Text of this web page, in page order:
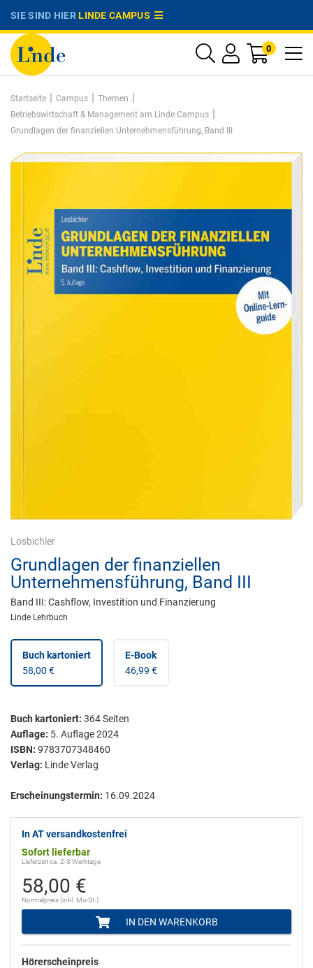
SIE SIND HIERLINDE CAMPUS
0
Startseite | Campus | Themen |
Betriebswirtschaft & Management am Linde Campus |
Grundlagen der finanziellen Unternehmensführung, Band III
Losbichler
Grundlagen der finanziellen
Unternehmensführung, Band III
Band III: Cashflow, Investition und Finanzierung
Linde Lehrbuch
Buch kartoniert
58,00 €
E-Book
46,99 €
Buch kartoniert: 364Seiten
Auflage: 5. Auflage 2024
ISBN: 9783707348460
Verlag: Linde Verlag
Erscheinungstermin: 16.09.2024
In AT versandkostenfrei
Sofort lieferbar
Lieferzeit ca. 2-3 Werktage
58,00 €
Normalpreis (inkl. MwSt.)
IN DEN WARENKORB
Hörerscheinpreis